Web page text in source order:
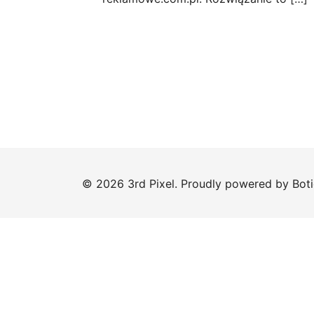
© 2026 3rd Pixel. Proudly powered by